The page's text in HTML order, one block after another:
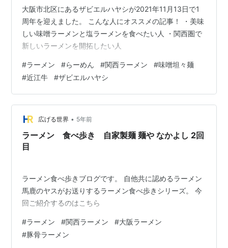
大阪市北区にあるザビエルハヤシが2021年11月13日で1
周年を迎えました。 こんな人にオススメの記事！ ・美味
しい味噌ラーメンと塩ラーメンを食べたい人 ・関西圏で
新しいラーメンを開拓したい人
#ラーメン #らーめん #関西ラーメン #味噌坦々麺
#近江牛 #ザビエルハヤシ
広げる世界 • 5年前
ラーメン 食べ歩き 自家製麺 麺や なかよし 2回
目
ラーメン食べ歩きブログです。 自他共に認めるラーメン
馬鹿のヤスがお送りするラーメン食べ歩きシリーズ。 今
回ご紹介するのはこちら
#ラーメン #関西ラーメン #大阪ラーメン
#豚骨ラーメン